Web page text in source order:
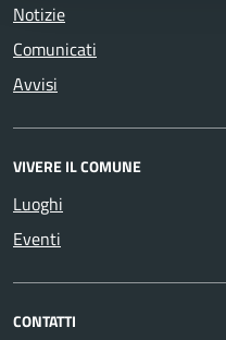
Notizie
Comunicati
Avvisi
VIVERE IL COMUNE
Luoghi
Eventi
CONTATTI